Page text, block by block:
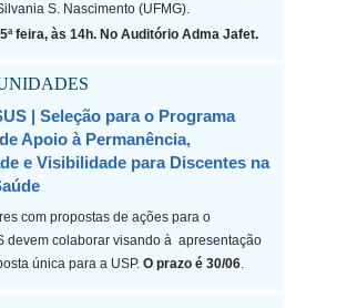
S. Nascimento (UFMG).
5ª feira, às 14h. No Auditório Adma Jafet.
| Seleção para o Programa
Apoio à Permanência,
e Visibilidade para Discentes na
com propostas de ações para o
devem colaborar visando à apresentação
única para a USP. O prazo é 30/06.